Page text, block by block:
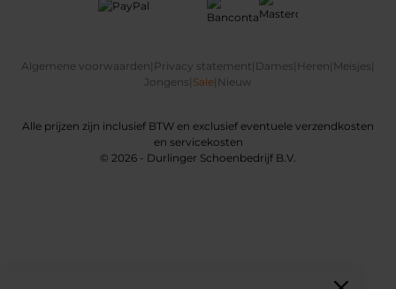
Algemene voorwaarden Privacy statement Dames Heren Meisjes
Jongens Sale Nieuw
Alle prijzen zijn inclusief BTW en exclusief eventuele verzendkosten
en servicekosten
© 2026 - Durlinger Schoenbedrijf B.V.